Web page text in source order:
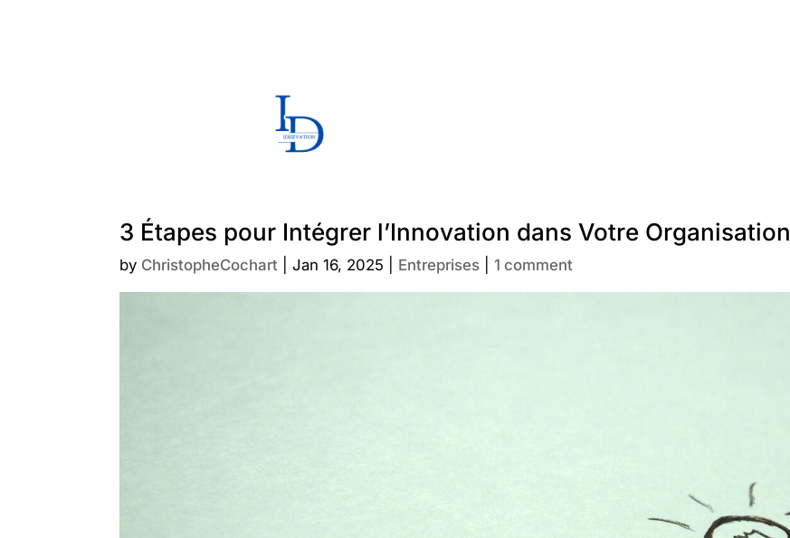
3 Étapes pour Intégrer l’Innovation dans Votre Organisation
by ChristopheCochart Jan 16, 2025 Entreprises 1 comment